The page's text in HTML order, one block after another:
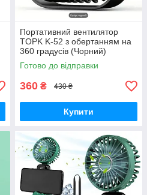
Портативний вентилятор
TOPK K-52 з обертанням на
360 градусів (Чорний)
Готово до відправки
360 ₴ 430 ₴
Купити